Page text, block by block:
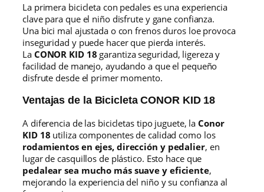
La primera bicicleta con pedales es una experiencia
clave para que el niño disfrute y gane confianza.
Una bici mal ajustada o con frenos duros loe provoca
inseguridad y puede hacer que pierda interés.
La CONOR KID 18 garantiza seguridad, ligereza y
facilidad de manejo, ayudando a que el pequeño
disfrute desde el primer momento.
Ventajas de la Bicicleta CONOR KID 18
A diferencia de las bicicletas tipo juguete, laConor
KID 18 utiliza componentes de calidad como los
rodamientos en ejes, dirección y pedalier, en
lugar de casquillos de plástico. Esto hace que
pedalear sea mucho más suave y eficiente,
mejorando la experiencia del niño y su confianza al